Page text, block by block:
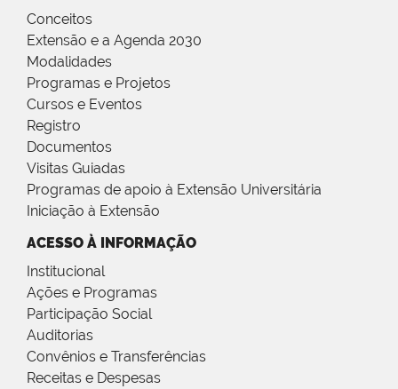
Conceitos
Extensão e a Agenda 2030
Modalidades
Programas e Projetos
Cursos e Eventos
Registro
Documentos
Visitas Guiadas
Programas de apoio à Extensão Universitária
Iniciação à Extensão
ACESSO À INFORMAÇÃO
Institucional
Ações e Programas
Participação Social
Auditorias
Convênios e Transferências
Receitas e Despesas